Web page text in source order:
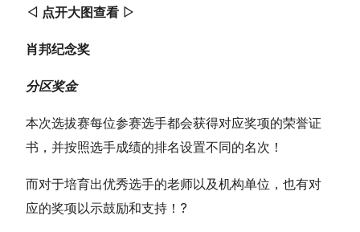
◁ 点开大图查看 ▷
肖邦纪念奖
分区奖金
本次选拔赛每位参赛选手都会获得对应奖项的荣誉证
书，并按照选手成绩的排名设置不同的名次！
而对于培育出优秀选手的老师以及机构单位，也有对
应的奖项以示鼓励和支持！?